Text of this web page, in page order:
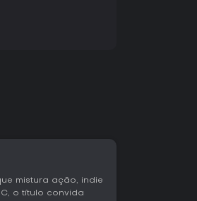
mistura ação, indie
o título convida